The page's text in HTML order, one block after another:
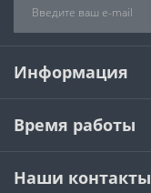
Информация
Время работы
Наши контакты